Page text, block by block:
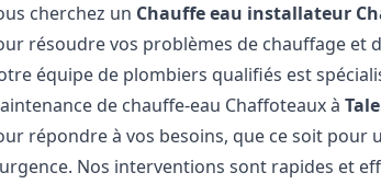
cherchez un Chauffe eau installateur
résoudre vos problèmes de chauffage et
équipe de plombiers qualifiés est
de chauffe-eau Chaffoteaux à
répondre à vos besoins, que ce soit
Nos interventions sont rapides et